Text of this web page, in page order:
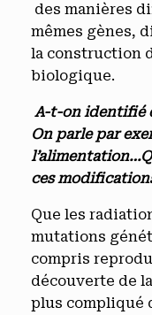
des manières
mêmes gènes,
la construction
biologique.
A-t-on identifié
On parle par
ces
Que les
mutations
compris
découverte de
plus compliqué